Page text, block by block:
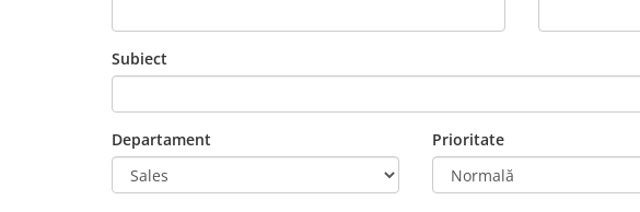
Subiect
Departament Prioritate